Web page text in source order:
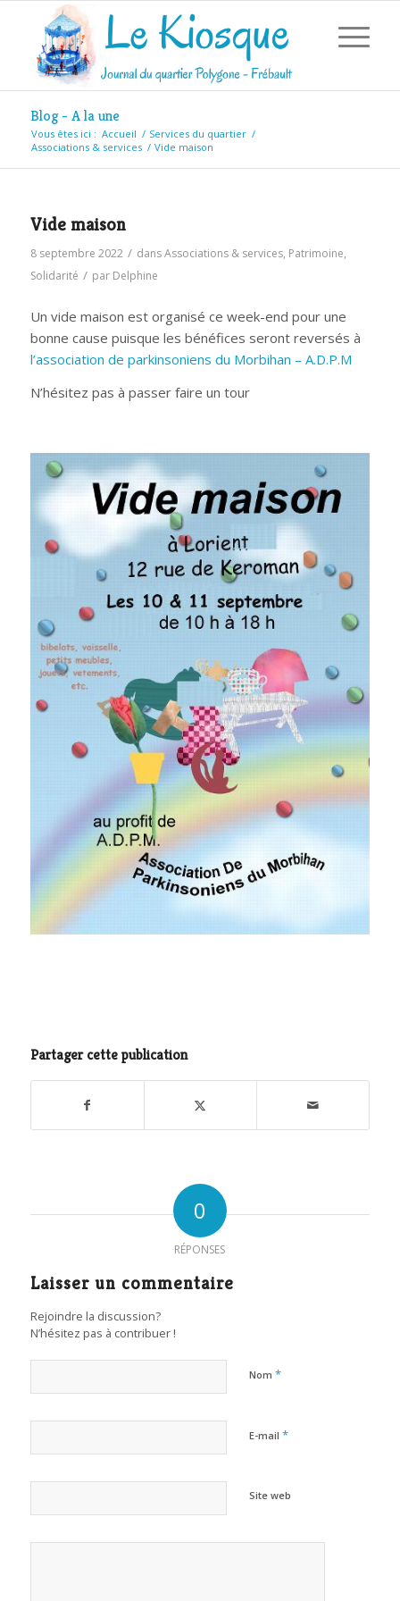
Blog - A la une
Vous êtes ici : Accueil / Services du quartier /
Associations & services / Vide maison
Vide maison
8 septembre 2022 / dansAssociations & services, Patrimoine,
Solidarité / par Delphine
Un vide maison est organisé ce week-end pour une
bonne cause puisque les bénéfices seront reversés à
l’association de parkinsoniens du Morbihan – A.D.P.M
N’hésitez pas à passer faire un tour
Partager cette publication
0
RÉPONSES
Laisser un commentaire
Rejoindre la discussion?
N’hésitez pas à contribuer !
Nom *
E-mail *
Site web